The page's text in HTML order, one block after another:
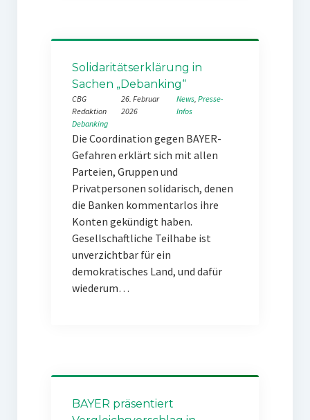
Solidaritätserklärung in
Sachen „Debanking“
CBG
Redaktion
26. Februar
2026
News, Presse-
Infos
Debanking
Die Coordination gegen BAYER-
Gefahren erklärt sich mit allen
Parteien, Gruppen und
Privatpersonen solidarisch, denen
die Banken kommentarlos ihre
Konten gekündigt haben.
Gesellschaftliche Teilhabe ist
unverzichtbar für ein
demokratisches Land, und dafür
wiederum…
BAYER präsentiert